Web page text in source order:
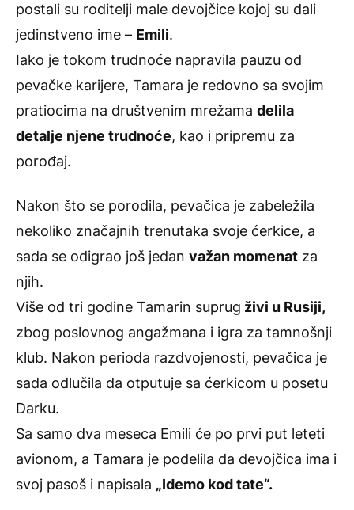
postali su roditelji male devojčice kojoj su dali
jedinstveno ime – Emili.
Iako je tokom trudnoće napravila pauzu od
pevačke karijere, Tamara je redovno sa svojim
pratiocima na društvenim mrežama delila
detalje njene trudnoće, kao i pripremu za
porođaj.
Nakon što se porodila, pevačica je zabeležila
nekoliko značajnih trenutaka svoje ćerkice, a
sada se odigrao još jedan važan momenat za
njih.
Više od tri godine Tamarin suprug živi u Rusiji,
zbog poslovnog angažmana i igra za tamnošnji
klub. Nakon perioda razdvojenosti, pevačica je
sada odlučila da otputuje sa ćerkicom u posetu
Darku.
Sa samo dva meseca Emili će po prvi put leteti
avionom, a Tamara je podelila da devojčica ima i
svoj pasoš i napisala „Idemo kod tate“.